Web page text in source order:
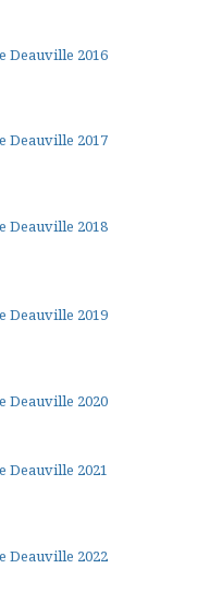
Deauville 2016
Deauville 2017
Deauville 2018
Deauville 2019
Deauville 2020
Deauville 2021
Deauville 2022